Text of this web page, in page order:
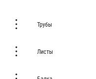
Трубы
Листы